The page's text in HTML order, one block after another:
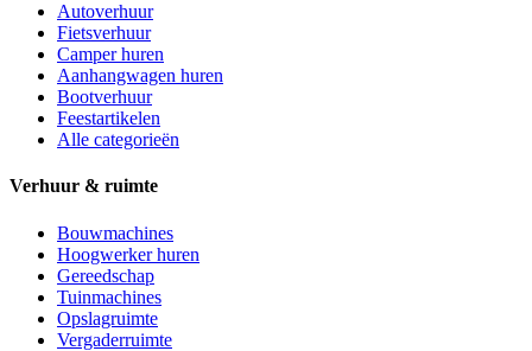
Autoverhuur
Fietsverhuur
Camper huren
Aanhangwagen huren
Bootverhuur
Feestartikelen
Alle categorieën
Verhuur & ruimte
Bouwmachines
Hoogwerker huren
Gereedschap
Tuinmachines
Opslagruimte
Vergaderruimte